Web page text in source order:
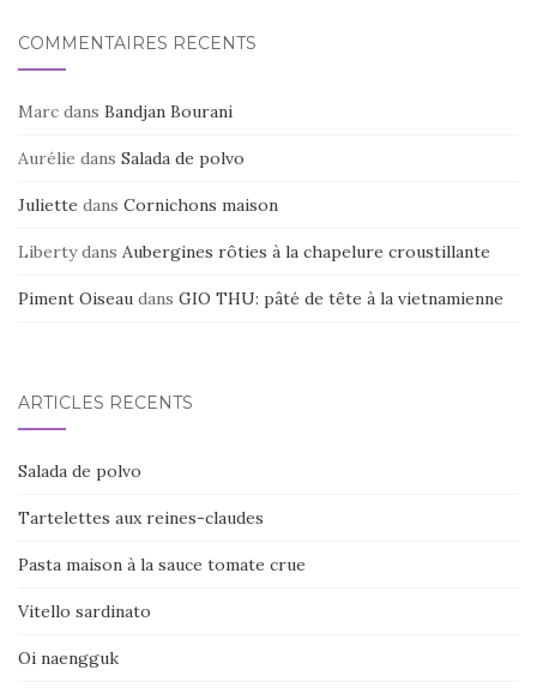
COMMENTAIRES RÉCENTS
Marc dans Bandjan Bourani
Aurélie dans Salada de polvo
Juliette dans Cornichons maison
Libertydans Aubergines rôties à la chapelure croustillante
Piment Oiseau dans GIO THU: pâté de tête à la vietnamienne
ARTICLES RÉCENTS
Salada de polvo
Tartelettes aux reines-claudes
Pasta maison à la sauce tomate crue
Vitello sardinato
Oi naengguk